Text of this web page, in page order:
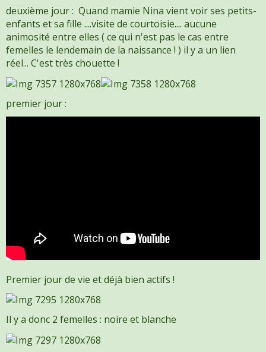
deuxième jour : Quand mamie Nina vient voir ses petits-
enfants et sa fille ....visite de courtoisie.... aucune
animosité entre elles ( ce qui n'est pas le cas entre
femelles le lendemain de la naissance ! ) il y a un lien
réel... C'est très chouette !
premier jour :
Premier jour de vie et déjà bien actifs !
Il y a donc 2 femelles : noire et blanche